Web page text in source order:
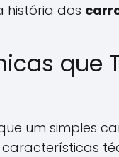
história dos
que
um simples
características